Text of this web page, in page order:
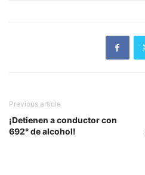
Previous article
¡Detienen a conductor con
692° de alcohol!